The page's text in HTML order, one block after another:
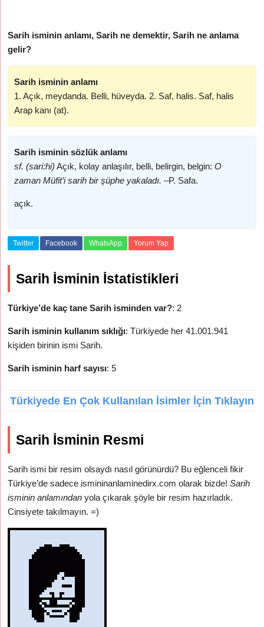
Sarih isminin anlamı, Sarih ne demektir, Sarih ne anlama
gelir?
Sarih isminin anlamı
1. Açık, meydanda. Belli, hüveyda. 2. Saf, halis. Saf, halis
Arap kanı (at).
Sarih isminin sözlük anlamı
sf. (sari:hi) Açık, kolay anlaşılır, belli, belirgin, belgin: O
zaman Müfit’i sarih bir şüphe yakaladı. –P. Safa.
açık.
Twitter Facebook WhatsApp Yorum Yap
Sarih İsminin İstatistikleri
Türkiye’de kaç tane Sarih isminden var?: 2
Sarih isminin kullanım sıklığı: Türkiyede her 41.001.941
kişiden birinin ismi Sarih.
Sarih isminin harf sayısı: 5
Türkiyede En Çok Kullanılan İsimler İçin Tıklayın
Sarih İsminin Resmi
Sarih ismi bir resim olsaydı nasıl görünürdü? Bu eğlenceli fikir
Türkiye’de sadece ismininanlaminedirx.com olarak bizde!Sarih
isminin anlamından yola çıkarak şöyle bir resim hazırladık.
Cinsiyete takılmayın. =)